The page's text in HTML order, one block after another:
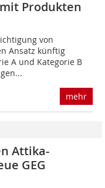
Produkten
von
Ansatz künftig
A und Kategorie B
mehr
Attika-
GEG